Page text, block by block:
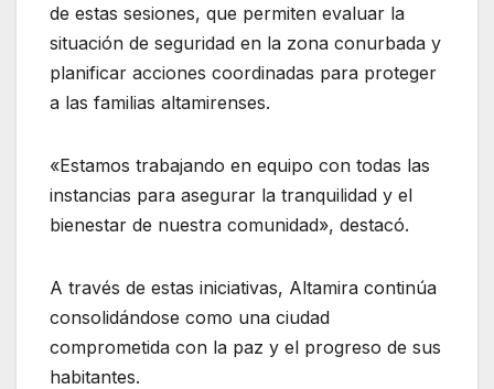
de estas sesiones, que permiten evaluar la
situación de seguridad en la zona conurbada y
planificar acciones coordinadas para proteger
a las familias altamirenses.
«Estamos trabajando en equipo con todas las
instancias para asegurar la tranquilidad y el
bienestar de nuestra comunidad», destacó.
A través de estas iniciativas, Altamira continúa
consolidándose como una ciudad
comprometida con la paz y el progreso de sus
habitantes.